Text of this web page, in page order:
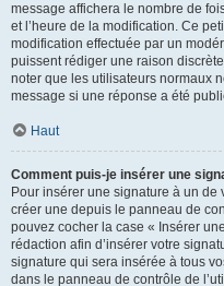
message affichera le nombre de
et l’heure de la modification. Ce
modification effectuée par un
puissent rédiger une raison
noter que les utilisateurs normaux
message si une réponse a été
Haut
Comment puis-je insérer une
Pour insérer une signature à un de
créer une depuis le panneau de
pouvez cocher la case « Insérer
rédaction afin d’insérer votre
signature qui sera insérée à tous
dans le panneau de contrôle de